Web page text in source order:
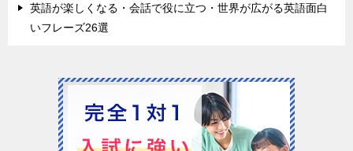
英語が楽しくなる・会話で役に立つ・世界が広がる英語面白
いフレーズ26選